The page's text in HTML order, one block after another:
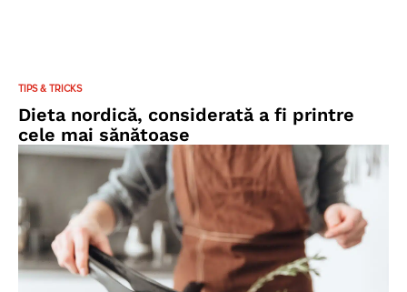
TIPS & TRICKS
Dieta nordică, considerată a fi printre
cele mai sănătoase